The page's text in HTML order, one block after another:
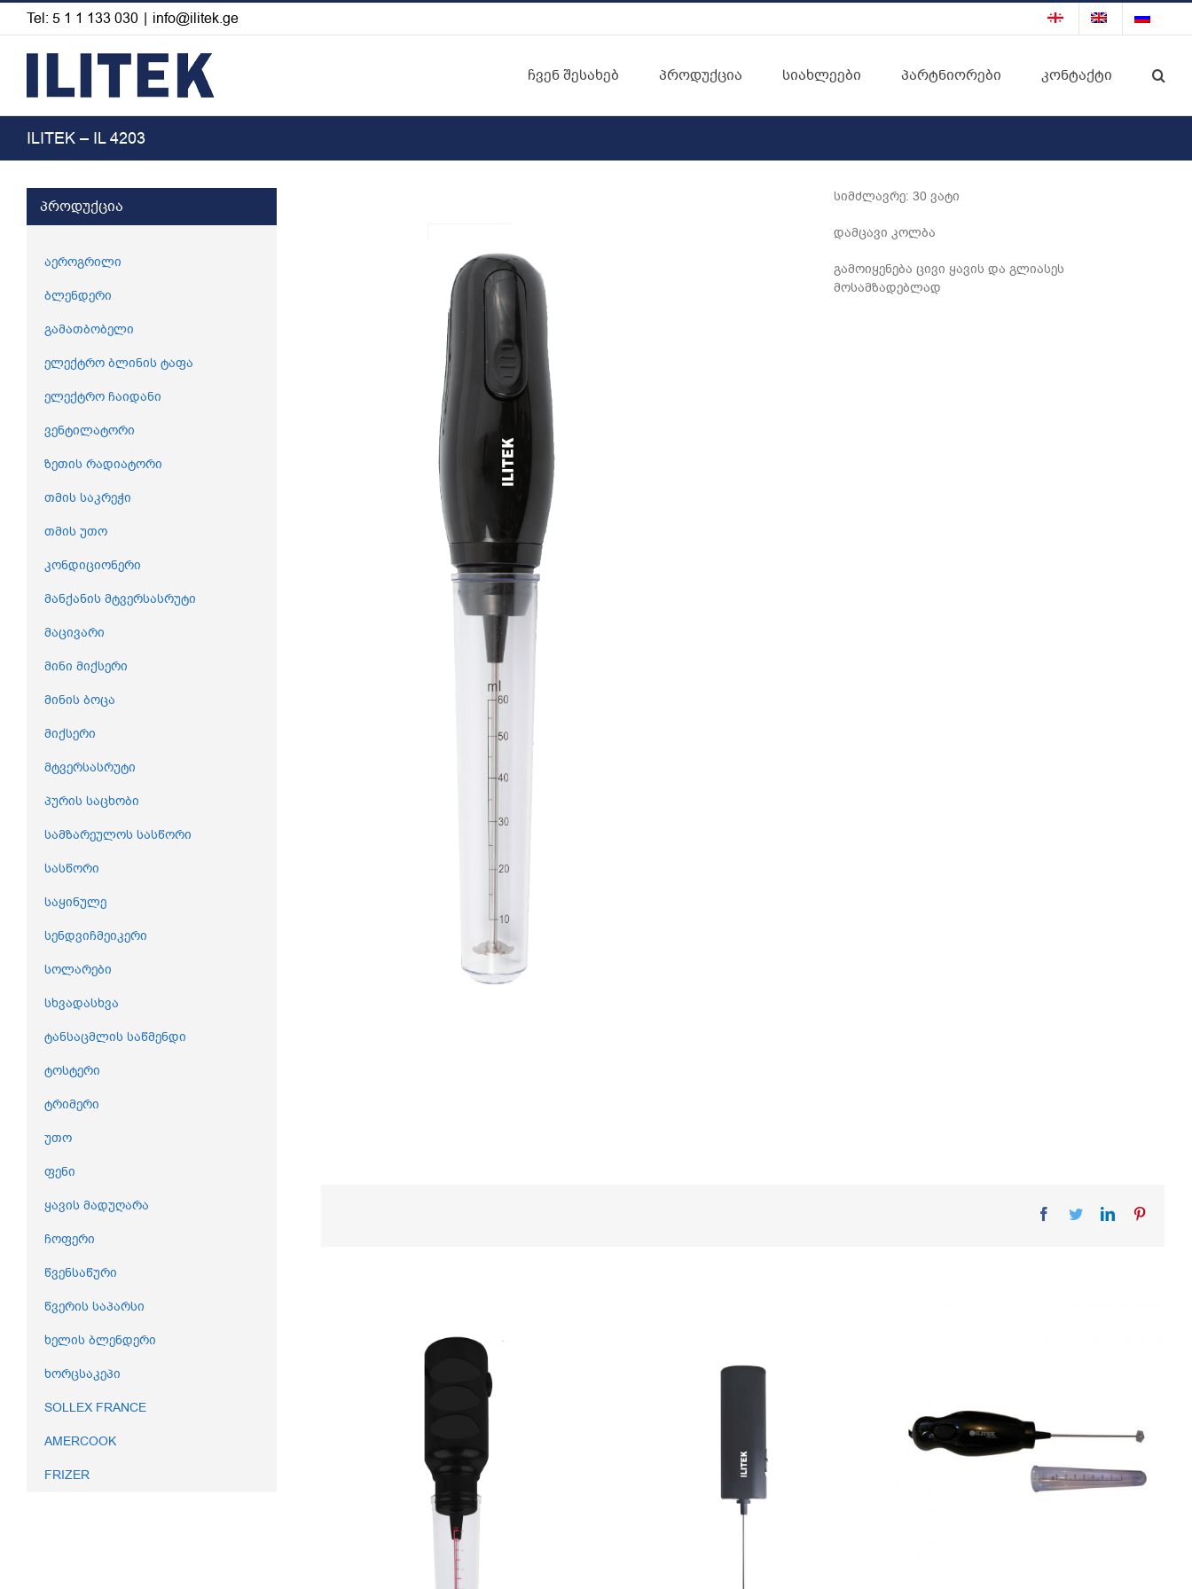
Skip
Tel: 5 1 1 133 030 | info@ilitek.ge
ჩვენ შესახებ პროდუქცია სიახლეები პარტნიორები კონტაქტი
ILITEK – IL 4203
სიმძლავრე: 30 ვატი
დამცავი კოლბა
გამოიყენება ცივი ყავის და გლიასეს
მოსამზადებლად
Facebook
TwitterLinkedIn
პროდუქცია
აეროგრილი
ბლენდერი
გამათბობელი
ელექტრო ბლინის ტაფა
ელექტრო ჩაიდანი
ვენტილატორი
ზეთის რადიატორი
თმის საკრეჭი
თმის უთო
კონდიციონერი
მანქანის მტვერსასრუტი
მაცივარი
მინი მიქსერი
მინის ბოცა
მიქსერი
მტვერსასრუტი
პურის საცხობი
სამზარეულოს სასწორი
სასწორი
საყინულე
სენდვიჩმეიკერი
სოლარები
სხვადასხვა
ტანსაცმლის საწმენდი
ტოსტერი
ტრიმერი
უთო
ფენი
ყავის მადუღარა
ჩოფერი
წვენსაწური
წვერის საპარსი
ხელის ბლენდერი
ხორცსაკეპი
SOLLEX FRANCE
AMERCOOK
FRIZER